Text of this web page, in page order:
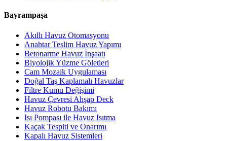
Bayrampaşa
Akıllı Havuz Otomasyonu
Anahtar Teslim Havuz Yapımı
Betonarme Havuz İnşaatı
Biyolojik Yüzme Göletleri
Cam Mozaik Uygulaması
Doğal Taş Kaplamalı Havuzlar
Filtre Kumu Değişimi
Havuz Çevresi Ahşap Deck
Havuz Robotu Bakımı
Isı Pompası ile Havuz Isıtma
Kaçak Tespiti ve Onarımı
Kapalı Havuz Sistemleri